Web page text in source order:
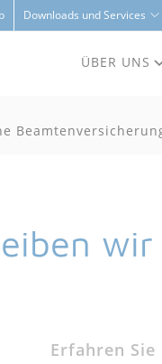
Downloads und Services
ÜBER UNS
Erfahren